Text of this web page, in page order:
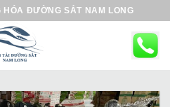
HÓA ĐƯỜNG SẮT NAM LONG